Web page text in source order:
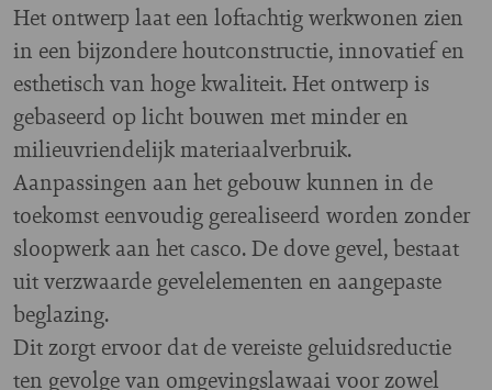
Het ontwerp laat een loftachtig werkwonen zien
in een bijzondere houtconstructie, innovatief en
esthetisch van hoge kwaliteit. Het ontwerp is
gebaseerd op licht bouwen met minder en
milieuvriendelijk materiaalverbruik.
Aanpassingen aan het gebouw kunnen in de
toekomst eenvoudig gerealiseerd worden zonder
sloopwerk aan het casco. De dove gevel, bestaat
uit verzwaarde gevelelementen en aangepaste
beglazing.
Dit zorgt ervoor dat de vereiste geluidsreductie
ten gevolge van omgevingslawaai voor zowel